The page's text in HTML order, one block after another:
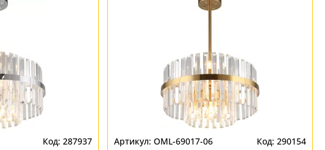
287937 OML-69017-06 290154